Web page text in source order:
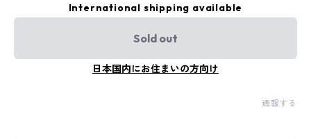
International shipping available
Sold out
日本国内にお住まいの方向け
通報する